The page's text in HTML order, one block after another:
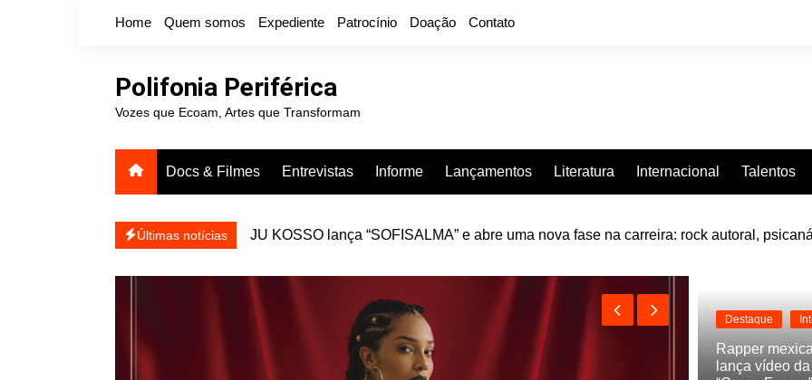
Home Quem somos Expediente Patrocínio Doação Contato
Polifonia Periférica
Vozes que Ecoam, Artes que Transformam
Docs & Filmes Entrevistas Informe Lançamentos Literatura Internacional Talentos
Últimas notícias
JU KOSSO lança “SOFISALMA” e abre uma nova fase na carreira: rock autoral,
Projota relança a mixtape “Projeção”, de 2010, nas plataformas digitais
Destaque
Rapper
lança vídeo